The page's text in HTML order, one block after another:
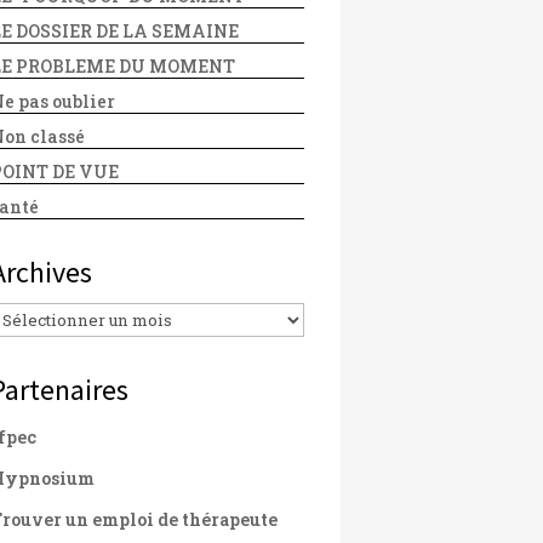
DOSSIER DE LA SEMAINE
PROBLEME DU MOMENT
pas oublier
classé
DE VUE
un emploi de thérapeute